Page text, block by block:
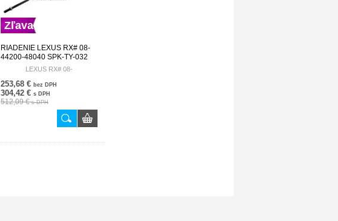
Zľava
RIADENIE LEXUS RX# 08-
44200-48040 SPK-TY-032
LEXUS RX# 08-
253,68 € bez DPH
304,42 € s DPH
512,09 €s DPH